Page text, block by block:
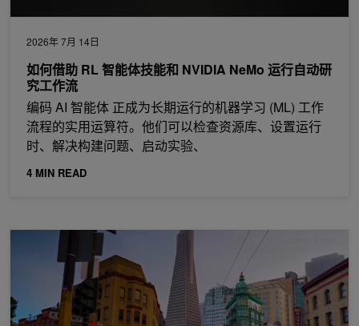
2026年 7月 14日
如何借助 RL 智能体技能和 NVIDIA NeMo 运行自动研
究工作流
编码 AI 智能体 正成为长期运行的机器学习 (ML) 工作
流程的实用运算符。他们可以检查资源库、设置运行
时、解决构建问题、启动实验、
4 MIN READ
使用代理技能在一天内对 NVIDIA Cosmos 3 进行后训练